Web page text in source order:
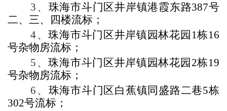
3 、 珠海市斗门区井岸镇港霞东路387号
二、三、四楼流标；
4、珠海市斗门区井岸镇园林花园 1栋16
号杂物房流标；
5 、珠海市斗门区井岸镇园林花园 2栋19
号杂物房流标；
6 、 珠海市斗门区白蕉镇同盛路二巷5栋
302号流标；